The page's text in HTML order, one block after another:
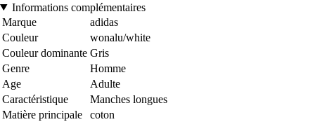
Informations complémentaires
Marque
adidas
Couleur
wonalu/white
Couleur dominante Gris
Genre
Homme
Age
Adulte
Caractéristique
Manches longues
Matière principale
coton